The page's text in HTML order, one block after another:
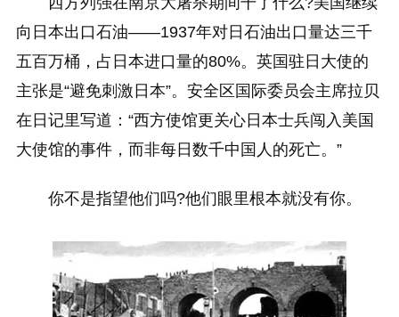
向日本出口石油——1937年对日石油出口量达三千
五百万桶，占日本进口量的80%。英国驻日大使的
主张是“避免刺激日本”。安全区国际委员会主席拉贝
在日记里写道：“西方使馆更关心日本士兵闯入美国
大使馆的事件，而非每日数千中国人的死亡。”
你不是指望他们吗?他们眼里根本就没有你。